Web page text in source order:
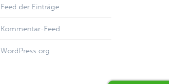
Feed der Einträge
Kommentar-Feed
WordPress.org